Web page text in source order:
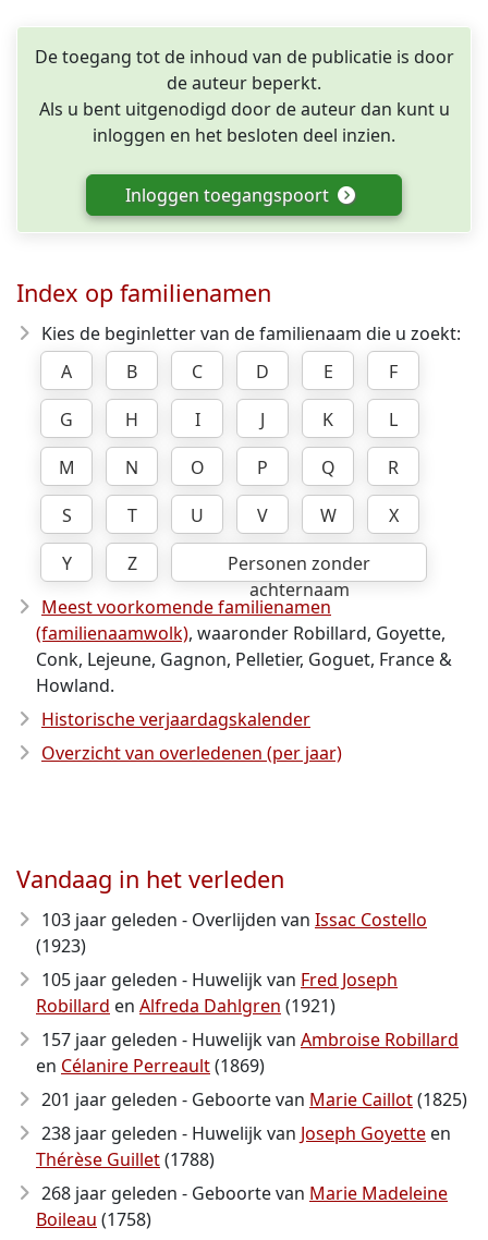
De toegang tot de inhoud van de publicatie is door
de auteur beperkt.
Als u bent uitgenodigd door de auteur dan kunt u
inloggen en het besloten deel inzien.
Inloggen toegangspoort
Index op familienamen
Kies de beginletter van de familienaam die u zoekt:
A
B C D E
F
G
H I J K
L
M
N O P Q
R
S
T U V W
X
Y
Z
Personen zonder
achternaam
Meest voorkomende familienamen
(familienaamwolk), waaronder Robillard, Goyette,
Conk, Lejeune, Gagnon, Pelletier, Goguet, France &
Howland.
Historische verjaardagskalender
Overzicht van overledenen (per jaar)
Vandaag in het verleden
103 jaar geleden - Overlijden van Issac Costello
(1923)
105 jaar geleden - Huwelijk van Fred Joseph
Robillard en Alfreda Dahlgren (1921)
157 jaar geleden - Huwelijk van Ambroise Robillard
en Célanire Perreault(1869)
201 jaar geleden - Geboorte van Marie Caillot(1825)
238 jaar geleden - Huwelijk van Joseph Goyette en
Thérèse Guillet(1788)
268 jaar geleden - Geboorte van Marie Madeleine
Boileau (1758)